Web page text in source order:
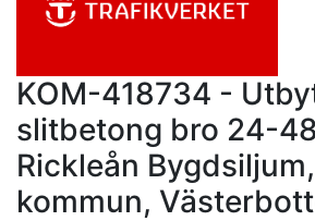
KOM-418734 -
slitbetong bro 24-
Rickleån
kommun,